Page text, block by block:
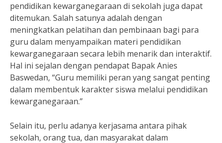
pendidikan kewarganegaraan di sekolah juga dapat
ditemukan. Salah satunya adalah dengan
meningkatkan pelatihan dan pembinaan bagi para
guru dalam menyampaikan materi pendidikan
kewarganegaraan secara lebih menarik dan interaktif.
Hal ini sejalan dengan pendapat Bapak Anies
Baswedan, “Guru memiliki peran yang sangat penting
dalam membentuk karakter siswa melalui pendidikan
kewarganegaraan.”
Selain itu, perlu adanya kerjasama antara pihak
sekolah, orang tua, dan masyarakat dalam